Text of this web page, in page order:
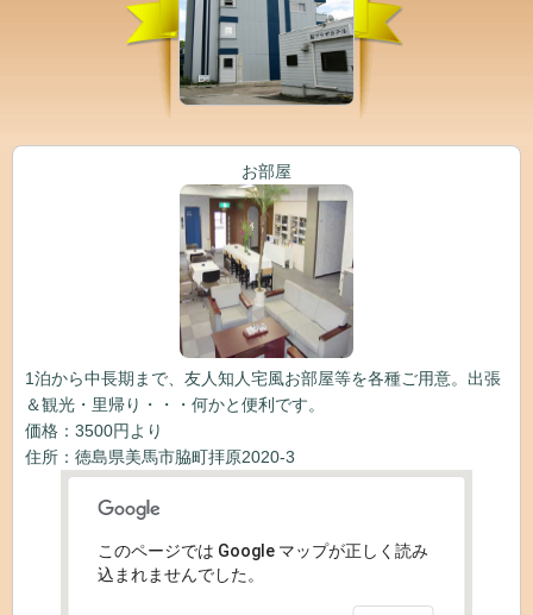
お部屋
1泊から中長期まで、友人知人宅風お部屋等を各種ご用意。出張
＆観光・里帰り・・・何かと便利です。
価格：3500円より
住所：徳島県美馬市脇町拝原2020-3
このページでは Google マップが正しく読み
込まれませんでした。